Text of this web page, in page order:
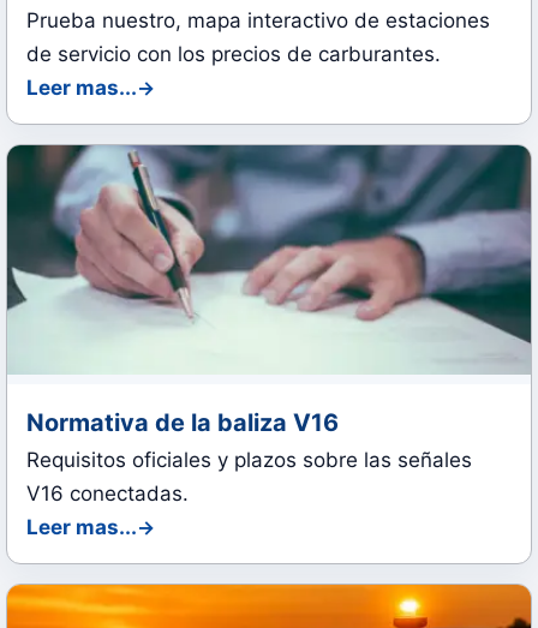
Prueba nuestro, mapa interactivo de estaciones
de servicio con los precios de carburantes.
Leer mas...
Normativa de la baliza V16
Requisitos oficiales y plazos sobre las señales
V16 conectadas.
Leer mas...